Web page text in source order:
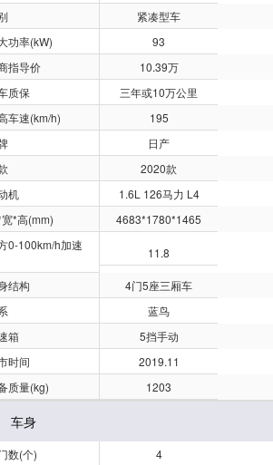
紧凑型车
功率(kW)
93
指导价
10.39万
质保
三年或10万公里
车速(km/h)
195
日产
2020款
机
1.6L 126马力 L4
*高(mm)
4683*1780*1465
0-100km/h加速
11.8
结构
4门5座三厢车
蓝鸟
箱
5挡手动
时间
2019.11
质量(kg)
1203
车身
数(个)
4